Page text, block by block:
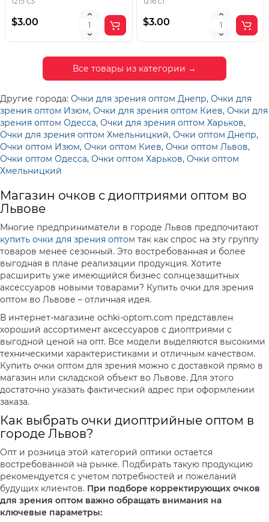
$3.00 $3.00
Все товары из категории →
Другие города: Очки для зрения оптом Днепр, Очки для
зрения оптом Изюм, Очки для зрения оптом Киев, Очки для
зрения оптом Одесса, Очки для зрения оптом Харьков,
Очки для зрения оптом Хмельницкий, Очки оптом Днепр,
Очки оптом Изюм, Очки оптом Киев, Очки оптом Львов,
Очки оптом Одесса, Очки оптом Харьков, Очки оптом
Хмельницкий
Магазин очков с диоптриями оптом во
Львове
Многие предприниматели в городе Львов предпочитают
купить очки для зрения оптом так как спрос на эту группу
товаров менее сезонный. Это востребованная и более
выгодная в плане реализации продукция. Хотите
расширить уже имеющийся бизнес солнцезащитных
аксессуаров новыми товарами? Купить очки для зрения
оптом во Львове – отличная идея.
В интернет-магазине ochki-optom.com представлен
хороший ассортимент аксессуаров с диоптриями с
выгодной ценой на опт. Все модели выделяются высокими
техническими характеристиками и отличным качеством.
Купить очки оптом для зрения можно с доставкой прямо в
магазин или складской объект во Львове. Для этого
достаточно указать фактический адрес при оформлении
заказа.
Как выбрать очки диоптрийные оптом в
городе Львов?
Опт и розница этой категорий оптики остается
востребованной на рынке. Подбирать такую продукцию
рекомендуется с учетом потребностей и пожеланий
будущих клиентов. При подборе корректирующих очков
для зрения оптом важно обращать внимания на
ключевые параметры: